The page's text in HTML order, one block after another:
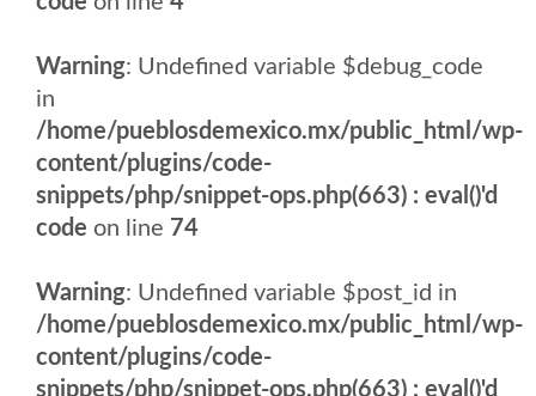
Warning: Undefined variable $debug_code
in
/home/pueblosdemexico.mx/public_html/wp-
content/plugins/code-
snippets/php/snippet-ops.php(663) : eval()'d
code on line 74
Warning: Undefined variable $post_id in
/home/pueblosdemexico.mx/public_html/wp-
content/plugins/code-
snippets/php/snippet-ops.php(663) : eval()'d